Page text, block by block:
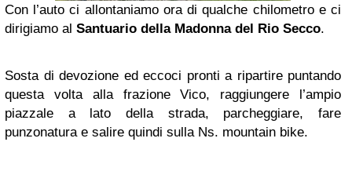
Con l’auto ci allontaniamo ora di qualche chilometro e ci
dirigiamo al Santuario della Madonnadel Rio Secco.
Sosta di devozione ed eccoci pronti a ripartire puntando
questa volta alla frazione Vico, raggiungere l’ampio
piazzale a lato della strada, parcheggiare, fare
punzonatura e salire quindi sulla Ns. mountain bike.